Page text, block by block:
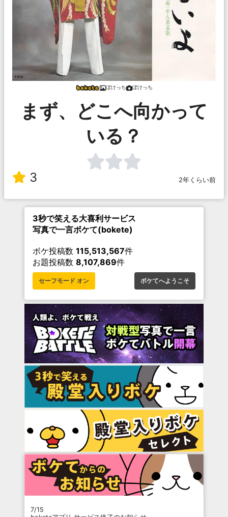
ぼけっち ぼけっち
まず、どこへ向かって
いる？
3 2年くらい前
3秒で笑える大喜利サービス
写真で一言ボケて(bokete)
ボケ投稿数 115,513,567件
お題投稿数 8,107,869件
セーフモード オン ボケてへようこそ
7/15